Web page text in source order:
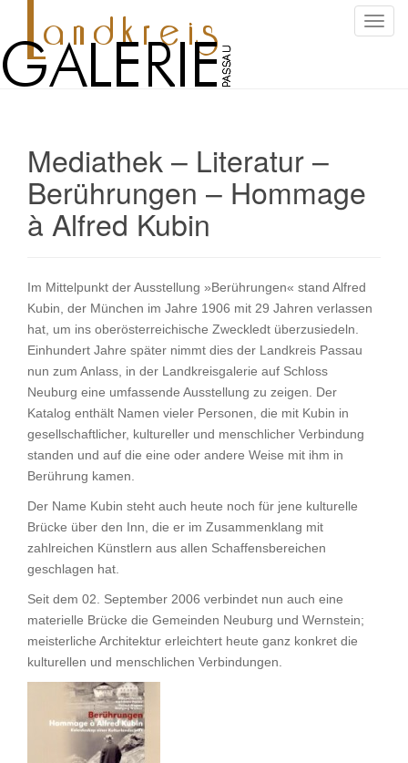
S
Mediathek – Literatur –
Berührungen – Hommage
à Alfred Kubin
Im Mittelpunkt der Ausstellung »Berührungen« stand Alfred
Kubin, der München im Jahre 1906 mit 29 Jahren verlassen
hat, um ins oberösterreichische Zweckledt überzusiedeln.
Einhundert Jahre später nimmt dies der Landkreis Passau
nun zum Anlass, in der Landkreisgalerie auf Schloss
Neuburg eine umfassende Ausstellung zu zeigen. Der
Katalog enthält Namen vieler Personen, die mit Kubin in
gesellschaftlicher, kultureller und menschlicher Verbindung
standen und auf die eine oder andere Weise mit ihm in
Berührung kamen.
Der Name Kubin steht auch heute noch für jene kulturelle
Brücke über den Inn, die er im Zusammenklang mit
zahlreichen Künstlern aus allen Schaffensbereichen
geschlagen hat.
Seit dem 02. September 2006 verbindet nun auch eine
materielle Brücke die Gemeinden Neuburg und Wernstein;
meisterliche Architektur erleichtert heute ganz konkret die
kulturellen und menschlichen Verbindungen.